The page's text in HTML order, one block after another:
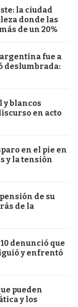
la ciudad
donde las
de un 20%
fue a
deslumbrada:
y blancos
en acto
en el pie en
y la tensión
de su
de la
denunció que
y enfrentó
pueden
y los